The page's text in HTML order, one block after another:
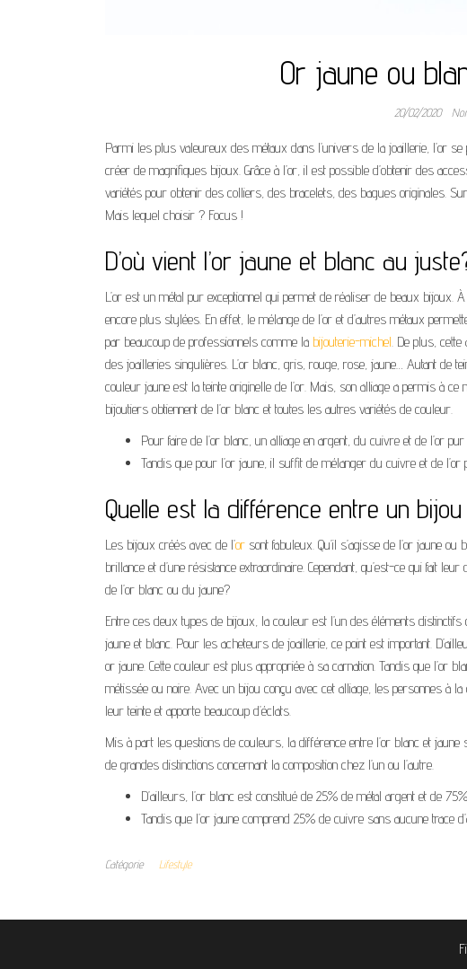
Or jaune ou
20/02/2020
Parmi les plus valeureux des métaux dans l’univers de la joaillerie, l’or
créer de magnifiques bijoux. Grâce à l’or, il est possible d’obtenir des
variétés pour obtenir des colliers, des bracelets, des bagues originales.
Mais lequel choisir ? Focus !
D’où vient l’or jaune et blanc au
L’or est un métal pur exceptionnel qui permet de réaliser de beaux bijoux.
encore plus stylées. En effet, le mélange de l’or et d’autres métaux
par beaucoup de professionnels comme la bijouterie-michel . De plus,
des joailleries singulières. L’or blanc, gris, rouge, rose, jaune… Autant de
couleur jaune est la teinte originelle de l’or. Mais, son alliage a permis à
bijoutiers obtiennent de l’or blanc et toutes les autres variétés de couleur.
Pour faire de l’or blanc, un alliage en argent, du cuivre et de l’or
Tandis que pour l’or jaune, il suffit de mélanger du cuivre et de l’or
Quelle est la différence entre un
Les bijoux créés avec de l’or sont fabuleux. Qu’il s’agisse de l’or jaune
brillance et d’une résistance extraordinaire. Cependant, qu’est-ce qui fait
de l’or blanc ou du jaune?
Entre ces deux types de bijoux, la couleur est l’un des éléments distinctifs
jaune et blanc. Pour les acheteurs de joaillerie, ce point est important.
or jaune. Cette couleur est plus appropriée à sa carnation. Tandis que
métissée ou noire. Avec un bijou conçu avec cet alliage, les personnes à
leur teinte et apporte beaucoup d’éclats.
Mis à part les questions de couleurs, la différence entre l’or blanc et
de grandes distinctions concernant la composition chez l’un ou l’autre.
D’ailleurs, l’or blanc est constitué de 25% de métal argent et de 75%
Tandis que l’or jaune comprend 25% de cuivre sans aucune trace
Catégorie Lifestyle